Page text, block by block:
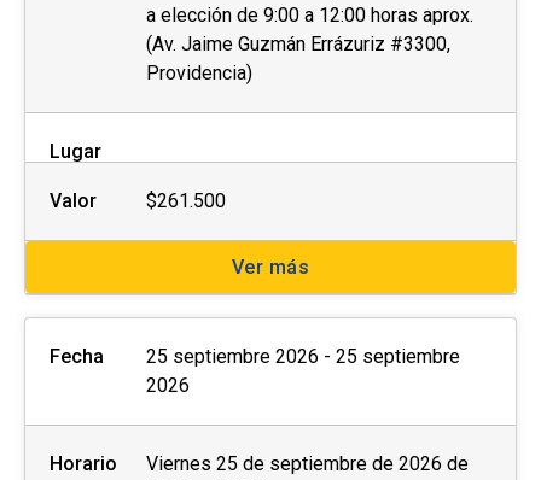
a elección de 9:00 a 12:00 horas aprox.
(Av. Jaime Guzmán Errázuriz #3300,
Providencia)
Lugar
Valor $261.500
Ver más
Fecha
25 septiembre 2026 - 25 septiembre
2026
Horario
Viernes 25 de septiembre de 2026 de